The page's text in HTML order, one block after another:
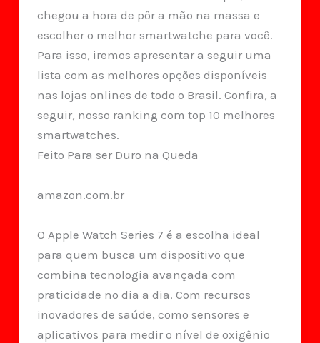
chegou a hora de pôr a mão na massa e
escolher o melhor smartwatche para você.
Para isso, iremos apresentar a seguir uma
lista com as melhores opções disponíveis
nas lojas onlines de todo o Brasil. Confira, a
seguir, nosso ranking com top 10 melhores
smartwatches.
Feito Para ser Duro na Queda
amazon.com.br
O Apple Watch Series 7 é a escolha ideal
para quem busca um dispositivo que
combina tecnologia avançada com
praticidade no dia a dia. Com recursos
inovadores de saúde, como sensores e
aplicativos para medir o nível de oxigênio